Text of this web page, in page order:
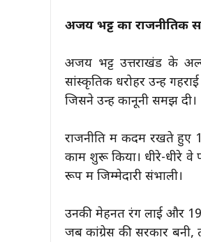
अजय भट्ट का राजनीतिक
अजय भट्ट उत्तराखंड के
सांस्कृतिक धरोहर उन्हें
जिसने उन्हें कानूनी समझ दी।
राजनीति में कदम रखते हुए
काम शुरू किया। धीरे-धीरे वे
रूप में जिम्मेदारी संभाली।
उनकी मेहनत रंग लाई और
जब कांग्रेस की सरकार बनी,